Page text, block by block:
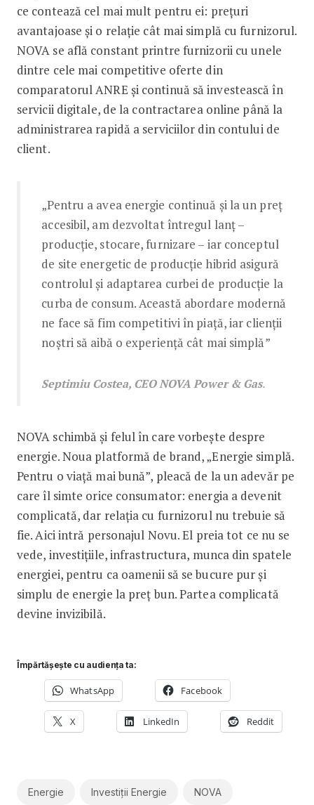
ce contează cel mai mult pentru ei: prețuri
avantajoase și o relație cât mai simplă cu furnizorul.
NOVA se află constant printre furnizorii cu unele
dintre cele mai competitive oferte din
comparatorul ANRE și continuă să investească în
servicii digitale, de la contractarea online până la
administrarea rapidă a serviciilor din contului de
client.
„Pentru a avea energie continuă și la un preț
accesibil, am dezvoltat întregul lanț –
producție, stocare, furnizare – iar conceptul
de site energetic de producție hibrid asigură
controlul și adaptarea curbei de producție la
curba de consum. Această abordare modernă
ne face să fim competitivi în piață, iar clienții
noștri să aibă o experiență cât mai simplă”
Septimiu Costea, CEO NOVA Power & Gas.
NOVA schimbă și felul în care vorbește despre
energie. Noua platformă de brand, „Energie simplă.
Pentru o viață mai bună”, pleacă de la un adevăr pe
care îl simte orice consumator: energia a devenit
complicată, dar relația cu furnizorul nu trebuie să
fie. Aici intră personajul Novu. El preia tot ce nu se
vede, investițiile, infrastructura, munca din spatele
energiei, pentru ca oamenii să se bucure pur și
simplu de energie la preț bun. Partea complicată
devine invizibilă.
Împărtășește cu audiența ta:
WhatsApp Facebook
X LinkedIn Reddit
Energie Investiții Energie NOVA